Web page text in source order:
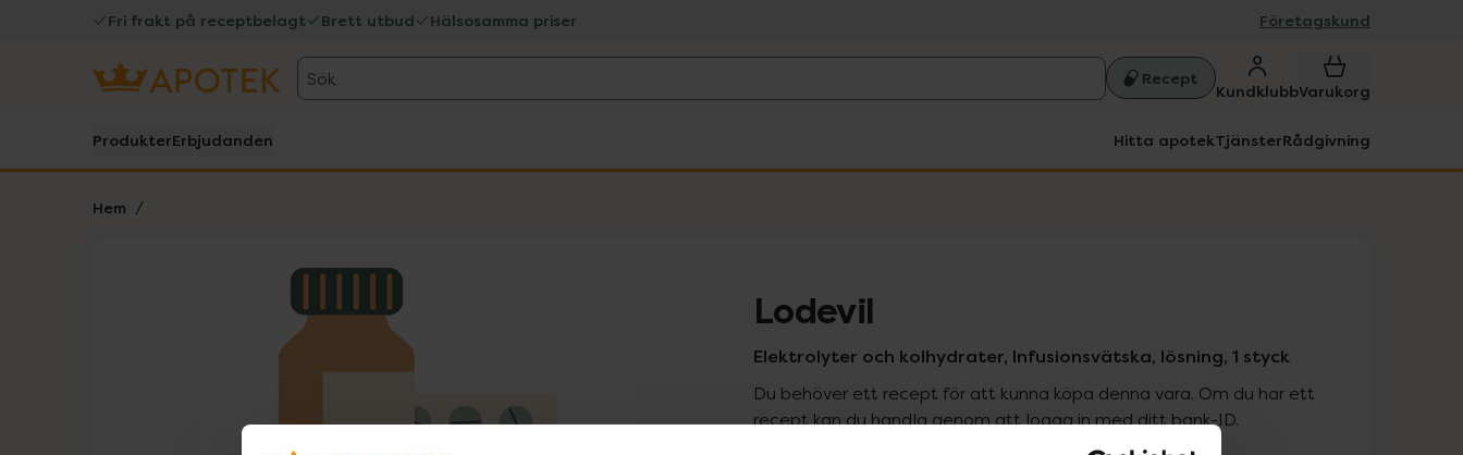
Fri frakt på receptbelagt Brett utbud Hälsosamma priser Företagskund
Sök Recept
KundklubbVarukorg
ProdukterErbjudanden Hitta apotekTjänsterRådgivning
Hem
Lista: . Innehåller 1 objekt. Lodevil
Elektrolyter och kolhydrater, Infusionsvätska, lösning, 1 styck
Du behöver ett recept för att kunna köpa denna vara. Om du har ett
recept kan du handla genom att logga in med ditt bank-ID.